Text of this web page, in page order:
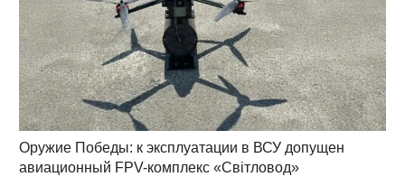
Оружие Победы: к эксплуатации в ВСУ допущен
авиационный FPV-комплекс «Світловод»